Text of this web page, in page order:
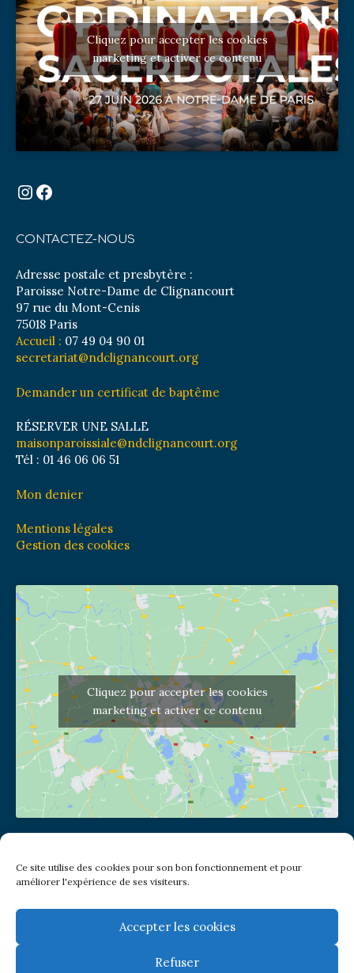
Ce site utilise des cookies pour son bon fonctionnement et pour
améliorer l'expérience de ses visiteurs.
Accepter les cookies
Refuser
Cliquez pour accepter les cookies
marketing et activer ce contenu
Instagram
Facebook
CONTACTEZ-NOUS
Adresse postale et presbytère :
Paroisse Notre-Dame de Clignancourt
97 rue du Mont-Cenis
75018 Paris
Accueil : 07 49 04 90 01
secretariat@ndclignancourt.org
Demander un certificat de baptême
RÉSERVER UNE SALLE
maisonparoissiale@ndclignancourt.org
Tél : 01 46 06 06 51
Mon denier
Mentions légales
Gestion des cookies
Cliquez pour accepter les cookies
marketing et activer ce contenu
(pas de courrier à cette adresse)
2 place Jules Joffrin - 75018
Metro: Jules Joffrin ou Simplon
Bus : Mairie du XVIII